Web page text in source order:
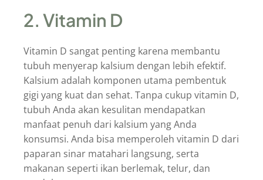
2. Vitamin D
Vitamin D sangat penting karena membantu
tubuh menyerap kalsium dengan lebih efektif.
Kalsium adalah komponen utama pembentuk
gigi yang kuat dan sehat. Tanpa cukup vitamin D,
tubuh Anda akan kesulitan mendapatkan
manfaat penuh dari kalsium yang Anda
konsumsi. Anda bisa memperoleh vitamin D dari
paparan sinar matahari langsung, serta
makanan seperti ikan berlemak, telur, dan